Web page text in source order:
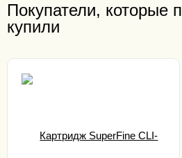
Покупатели, которые
купили